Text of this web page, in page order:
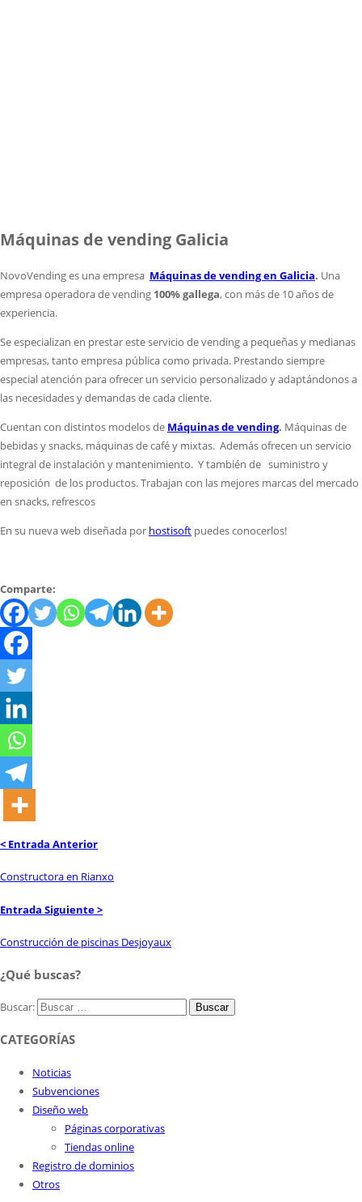
Máquinas de vending Galicia
NovoVending es una empresa Máquinas de vending en Galicia. Una
empresa operadora de vending 100% gallega, con más de 10 años de
experiencia.
Se especializan en prestar este servicio de vending a pequeñas y medianas
empresas, tanto empresa pública como privada. Prestando siempre
especial atención para ofrecer un servicio personalizado y adaptándonos a
las necesidades y demandas de cada cliente.
Cuentan con distintos modelos de Máquinas de vending. Máquinas de
bebidas y snacks, máquinas de café y mixtas. Además ofrecen un servicio
integral de instalación y mantenimiento. Y también de suministro y
reposición de los productos. Trabajan con las mejores marcas del mercado
en snacks, refrescos
En su nueva web diseñada por hostisoft puedes conocerlos!
Comparte:
< Entrada Anterior
Constructora en Rianxo
Entrada Siguiente >
Construcción de piscinas Desjoyaux
¿Qué buscas?
Buscar:
CATEGORÍAS
Noticias
Subvenciones
Diseño web
Páginas corporativas
Tiendas online
Registro de dominios
Otros